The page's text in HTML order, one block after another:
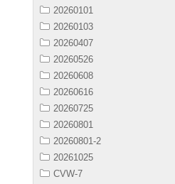
20260101
20260103
20260407
20260526
20260608
20260616
20260725
20260801
20260801-2
20261025
CVW-7